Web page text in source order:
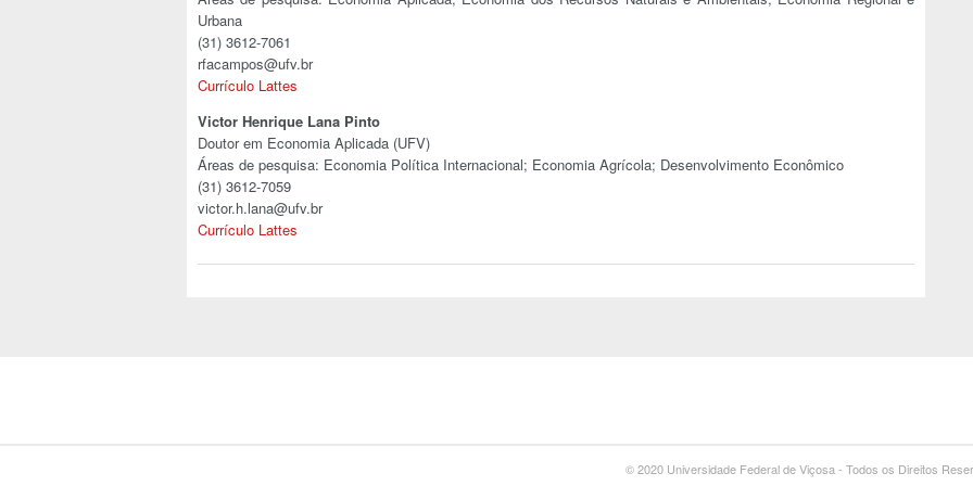
Urbana
(31) 3612-7061
rfacampos@ufv.br
Currículo Lattes
Victor Henrique Lana Pinto
Doutor em Economia Aplicada (UFV)
Áreas de pesquisa: Economia Política Internacional; Economia Agrícola; Desenvolvimento Econômico
(31) 3612-7059
victor.h.lana@ufv.br
Currículo Lattes
© 2020 Universidade Federal de Viçosa - Todos os Direitos